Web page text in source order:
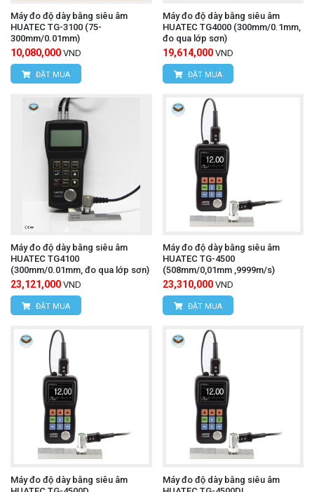
Máy đo độ dày bằng siêu âm
HUATEC TG-3100 (75-
300mm/0.01mm)
10,080,000 VND
ĐẶT MUA
Máy đo độ dày bằng siêu âm
HUATEC TG4000 (300mm/0.1mm,
đo qua lớp sơn)
19,614,000 VND
ĐẶT MUA
Máy đo độ dày bằng siêu âm
HUATEC TG4100
(300mm/0.01mm, đo qua lớp sơn)
23,121,000 VND
ĐẶT MUA
Máy đo độ dày bằng siêu âm
HUATEC TG-4500
(508mm/0,01mm ,9999m/s)
23,310,000 VND
ĐẶT MUA
Máy đo độ dày bằng siêu âm
Máy đo độ dày bằng siêu âm